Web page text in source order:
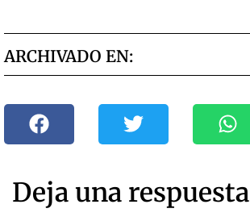
ARCHIVADO EN:
Deja una respuesta